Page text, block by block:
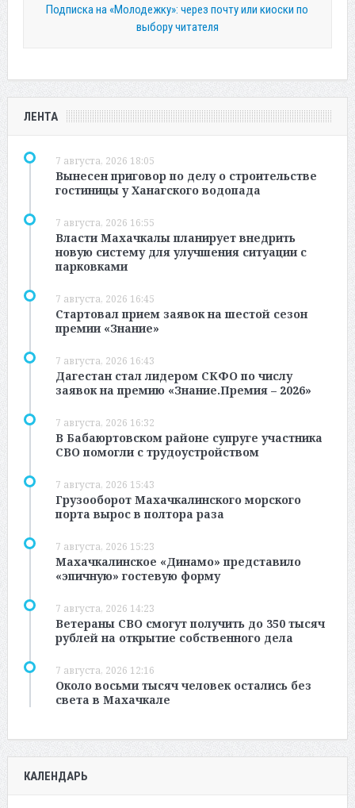
Подписка на «Молодежку»: через почту или киоски по
выбору читателя
ЛЕНТА
7 августа, 2026 18:05
Вынесен приговор по делу о строительстве
гостиницы у Ханагского водопада
7 августа, 2026 16:55
Власти Махачкалы планирует внедрить
новую систему для улучшения ситуации с
парковками
7 августа, 2026 16:45
Стартовал прием заявок на шестой сезон
премии «Знание»
7 августа, 2026 16:43
Дагестан стал лидером СКФО по числу
заявок на премию «Знание.Премия – 2026»
7 августа, 2026 16:32
В Бабаюртовском районе супруге участника
СВО помогли с трудоустройством
7 августа, 2026 15:43
Грузооборот Махачкалинского морского
порта вырос в полтора раза
7 августа, 2026 15:23
Махачкалинское «Динамо» представило
«эпичную» гостевую форму
7 августа, 2026 14:23
Ветераны СВО смогут получить до 350 тысяч
рублей на открытие собственного дела
7 августа, 2026 12:16
Около восьми тысяч человек остались без
света в Махачкале
КАЛЕНДАРЬ